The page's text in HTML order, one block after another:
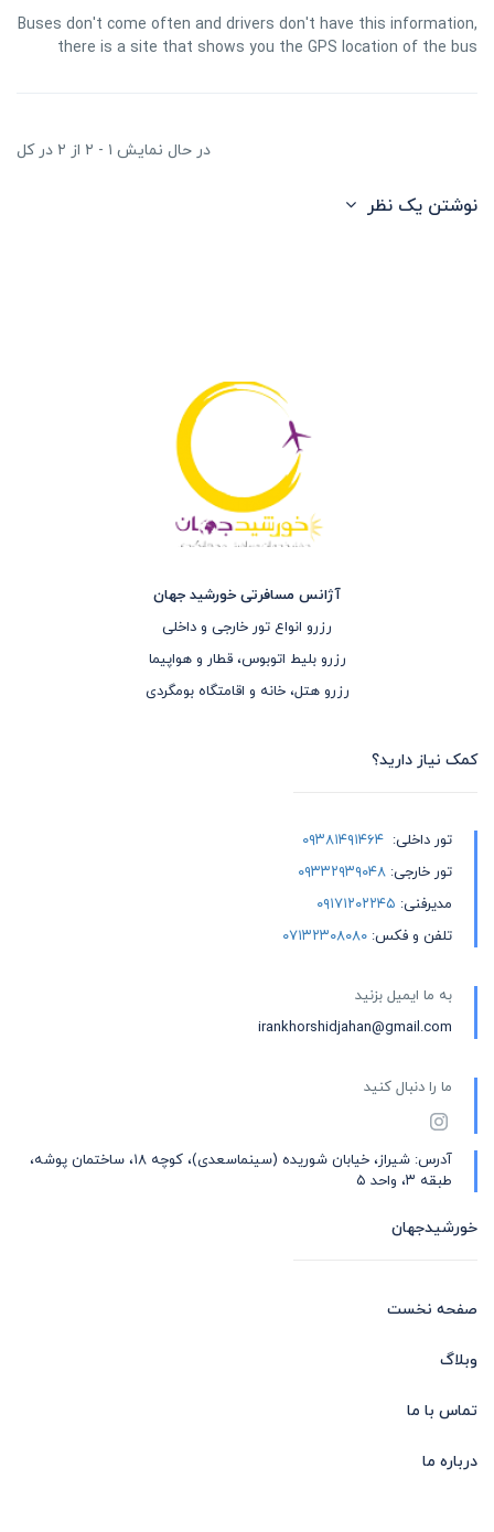
Buses don't come often and drivers don't have this information,
there is a site that shows you the GPS location of the bus
در حال نمایش ۱ - ۲ از ۲ در کل
نوشتن یک نظر
آژانس مسافرتی خورشید جهان
رزرو انواع تور خارجی و داخلی
رزرو بلیط اتوبوس، قطار و هواپیما
رزرو هتل، خانه و اقامتگاه بومگردی
کمک نیاز دارید؟
تور داخلی: ۰۹۳۸۱۴۹۱۴۶۴
تور خارجی: ۰۹۳۳۲۹۳۹۰۴۸
مدیرفنی: ۰۹۱۷۱۲۰۲۲۴۵
تلفن و فکس: ۰۷۱۳۲۳۰۸۰۸۰
به ما ایمیل بزنید
irankhorshidjahan@gmail.com
ما را دنبال کنید
آدرس: شیراز، خیابان شوریده (سینماسعدی)، کوچه ۱۸، ساختمان پوشه،
طبقه ۳، واحد ۵
خورشیدجهان
صفحه نخست
وبلاگ
تماس با ما
درباره ما